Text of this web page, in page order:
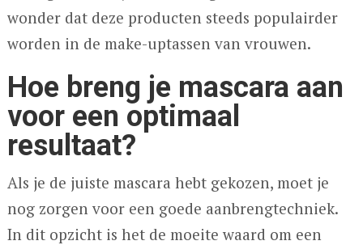
wonder dat deze producten steeds populairder
worden in de make-uptassen van vrouwen.
Hoe breng je mascara aan
voor een optimaal
resultaat?
Als je de juiste mascara hebt gekozen, moet je
nog zorgen voor een goede aanbrengtechniek.
In dit opzicht is het de moeite waard om een